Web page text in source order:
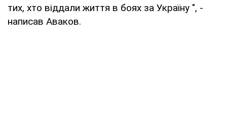
тих, хто віддали життя в боях за Україну ", -
написав Аваков.